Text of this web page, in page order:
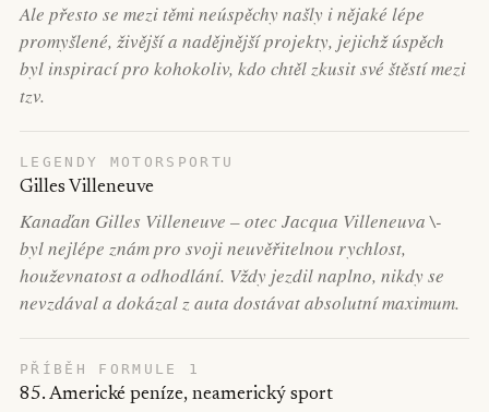
Ale přesto se mezi těmi neúspěchy našly i nějaké lépe
promyšlené, živější a nadějnější projekty, jejichž úspěch
byl inspirací pro kohokoliv, kdo chtěl zkusit své štěstí mezi
tzv.
LEGENDY MOTORSPORTU
Gilles Villeneuve
Kanaďan Gilles Villeneuve – otec Jacqua Villeneuva \-
byl nejlépe znám pro svoji neuvěřitelnou rychlost,
houževnatost a odhodlání. Vždy jezdil naplno, nikdy se
nevzdával a dokázal z auta dostávat absolutní maximum.
PŘÍBĚH FORMULE 1
85. Americké peníze, neamerický sport